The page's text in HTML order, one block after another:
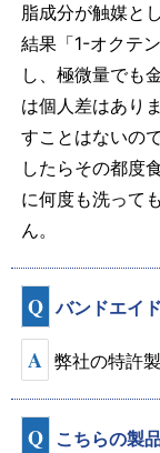
脂成分が触媒と
結果「1-オクテ
し、極微量でも
は個人差はあり
すことはないの
したらその都度
に何度も洗って
ん。
Q バンドエイ
A 弊社の特許製
Q
こちらの製